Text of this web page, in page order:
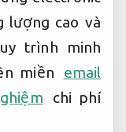
lượng cao và
trình minh
miền
email
chi phí